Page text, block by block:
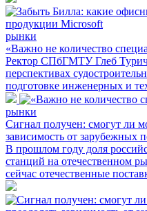
рынки
«Важно не количество
Ректор СПбГМТУ Глеб
перспективах
подготовке инженерных и
рынки
Сигнал получен: смогут ли
зависимость от зарубежных
В прошлом году доля
станций на отечественном
сейчас отечественные